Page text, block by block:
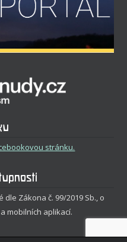
stránku.
Zákona č. 99/2019 Sb., o
mobilních aplikací.